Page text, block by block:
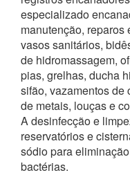
especializado
manutenção, reparos
vasos sanitários,
de hidromassagem,
pias, grelhas, ducha
sifão, vazamentos de
de metais, louças e
A desinfecção e
reservatórios e
sódio para
bactérias.